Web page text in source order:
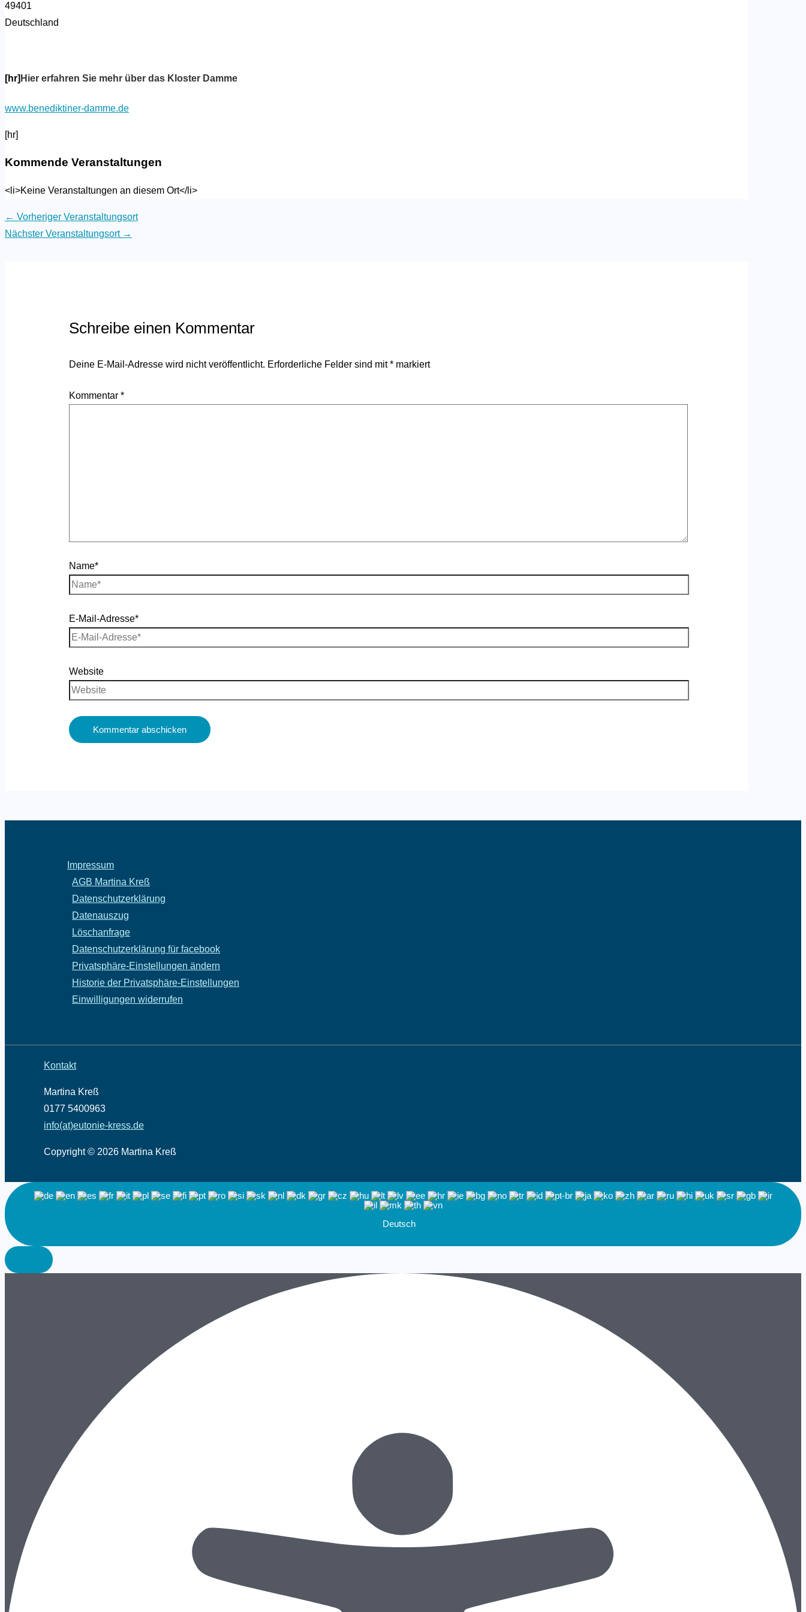
49401
Deutschland
[hr] Hier erfahren Sie mehr über das Kloster Damme
www.benediktiner-damme.de
[hr]
Kommende Veranstaltungen
<li>Keine Veranstaltungen an diesem Ort</li>
← Vorheriger Veranstaltungsort
Nächster Veranstaltungsort →
Schreibe einen Kommentar
Deine E-Mail-Adresse wird nicht veröffentlicht. Erforderliche Felder sind mit*markiert
Kommentar *
Name*
E-Mail-Adresse*
Website
Impressum
AGB Martina Kreß
Datenschutzerklärung
Datenauszug
Löschanfrage
Datenschutzerklärung für facebook
Privatsphäre-Einstellungen ändern
Historie der Privatsphäre-Einstellungen
Einwilligungen widerrufen
Kontakt
Martina Kreß
0177 5400963
info(at)eutonie-kress.de
Copyright © 2026 Martina Kreß
Deutsch